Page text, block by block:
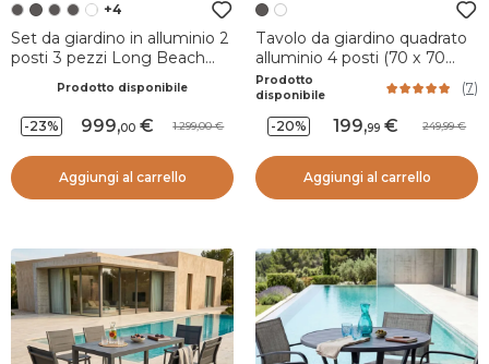
+4
Set da giardino in alluminio 2
posti 3 pezzi Long Beach
Prodotto disponibile
-23% 999,00 1.299,00
Aggiungi al carrello
Tavolo da giardino quadrato
alluminio 4 posti (70 x 70
cm) Murano Grigio antracite
Prodotto
disponibile
(7)
-20% 199,99 249,99
Aggiungi al carrello